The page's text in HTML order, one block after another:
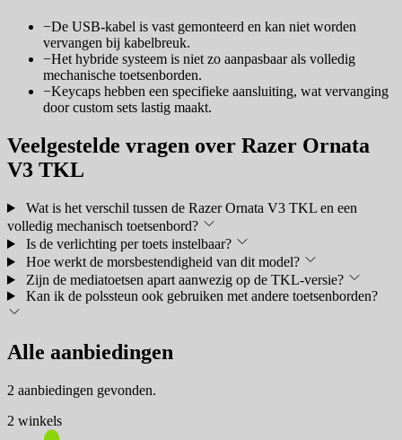
−De USB-kabel is vast gemonteerd en kan niet worden
vervangen bij kabelbreuk.
−Het hybride systeem is niet zo aanpasbaar als volledig
mechanische toetsenborden.
−Keycaps hebben een specifieke aansluiting, wat vervanging
door custom sets lastig maakt.
Veelgestelde vragen over Razer Ornata
V3 TKL
Wat is het verschil tussen de Razer Ornata V3 TKL en een
volledig mechanisch toetsenbord?
Is de verlichting per toets instelbaar?
Hoe werkt de morsbestendigheid van dit model?
Zijn de mediatoetsen apart aanwezig op de TKL-versie?
Kan ik de polssteun ook gebruiken met andere toetsenborden?
Alle aanbiedingen
2 aanbiedingen gevonden.
2 winkels